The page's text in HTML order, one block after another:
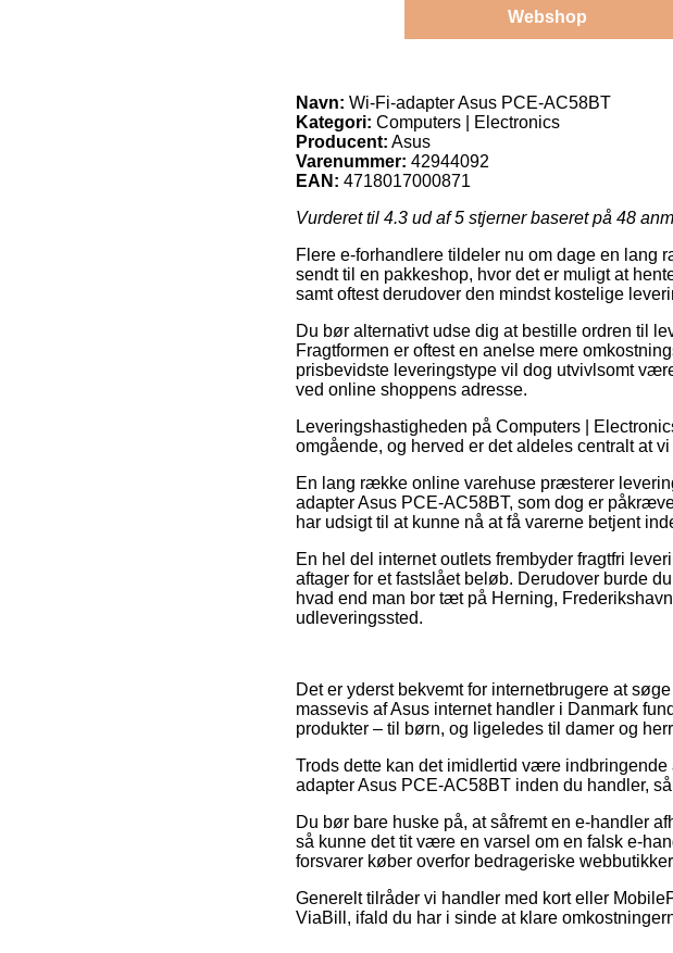
Webshop
Navn: Wi-Fi-adapter Asus PCE-AC58BT
Kategori: Computers | Electronics
Producent: Asus
Varenummer: 42944092
EAN: 4718017000871
Vurderet til 4.3 ud af 5 stjerner baseret på 48
Flere e-forhandlere tildeler nu om dage en lang
sendt til en pakkeshop, hvor det er muligt at
samt oftest derudover den mindst kostelige
Du bør alternativt udse dig at bestille ordren til
Fragtformen er oftest en anelse mere
prisbevidste leveringstype vil dog utvivlsomt
ved online shoppens adresse.
Leveringshastigheden på Computers |
omgående, og herved er det aldeles centralt at
En lang række online varehuse præsterer
adapter Asus PCE-AC58BT, som dog er
har udsigt til at kunne nå at få varerne betjent
En hel del internet outlets frembyder fragtfri
aftager for et fastslået beløb. Derudover burde
hvad end man bor tæt på Herning,
udleveringssted.
Det er yderst bekvemt for internetbrugere at
massevis af Asus internet handler i Danmark
produkter – til børn, og ligeledes til damer og
Trods dette kan det imidlertid være
adapter Asus PCE-AC58BT inden du handler,
Du bør bare huske på, at såfremt en e-handler
så kunne det tit være en varsel om en falsk e-
forsvarer køber overfor bedrageriske
Generelt tilråder vi handler med kort eller
ViaBill, ifald du har i sinde at klare